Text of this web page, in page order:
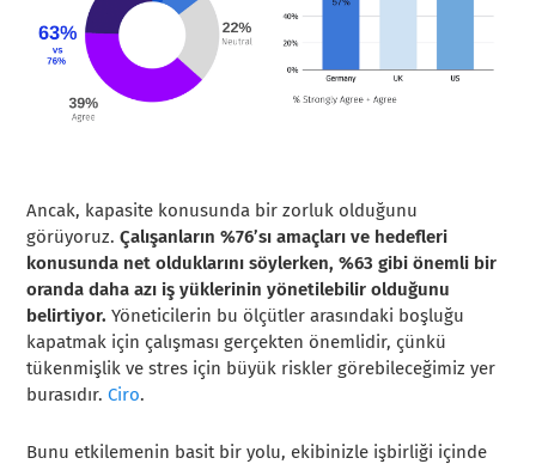
Ancak, kapasite konusunda bir zorluk olduğunu
görüyoruz.Çalışanların %76’sı amaçları ve hedefleri
konusunda net olduklarını söylerken, %63 gibi önemli bir
oranda daha azı iş yüklerinin yönetilebilir olduğunu
belirtiyor. Yöneticilerin bu ölçütler arasındaki boşluğu
kapatmak için çalışması gerçekten önemlidir, çünkü
tükenmişlik ve stres için büyük riskler görebileceğimiz yer
burasıdır.Ciro.
Bunu etkilemenin basit bir yolu, ekibinizle işbirliği içinde